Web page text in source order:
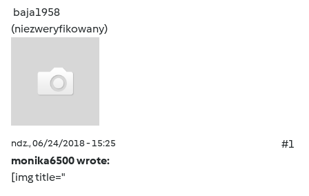
baja1958
(niezweryfikowany)
ndz., 06/24/2018 - 15:25
#1
monika6500 wrote:
[img title="